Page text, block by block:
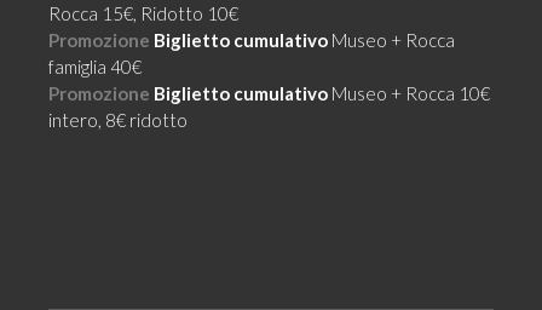
Rocca 15€, Ridotto 10€
Promozione Biglietto cumulativo Museo + Rocca
famiglia 40€
Promozione Biglietto cumulativo Museo + Rocca 10€
intero, 8€ ridotto